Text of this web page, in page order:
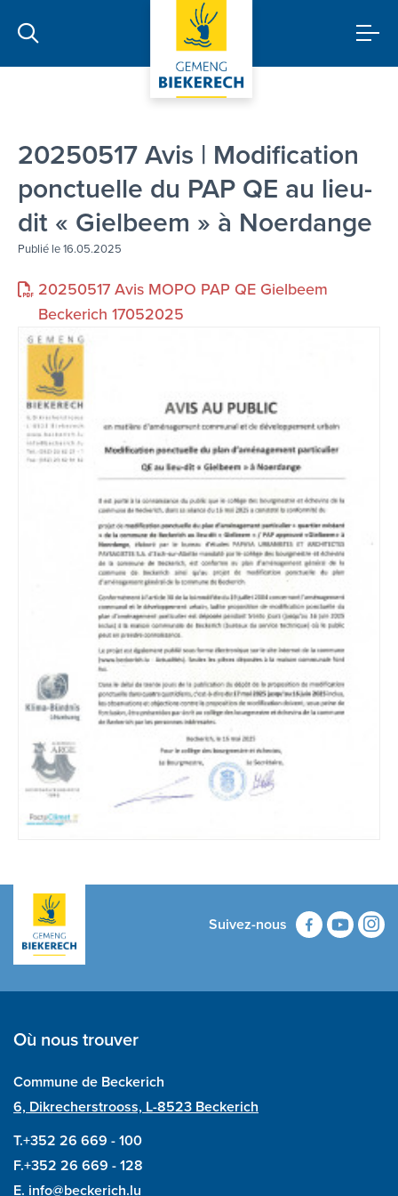
20250517 Avis | Modification
ponctuelle du PAP QE au lieu-
dit « Gielbeem » à Noerdange
Publié le 16.05.2025
20250517 Avis MOPO PAP QE Gielbeem
Beckerich 17052025
Suivez-nous
Où nous trouver
Commune de Beckerich
6, Dikrecherstrooss, L-8523 Beckerich
T.+352 26 669 - 100
F.+352 26 669 - 128
E. info@beckerich.lu